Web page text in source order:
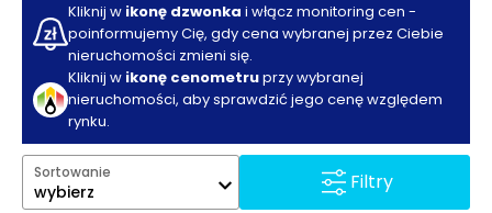
Kliknij w ikonę dzwonka i włącz monitoring cen -
poinformujemy Cię, gdy cena wybranej przez Ciebie
nieruchomości zmieni się.
Kliknij w ikonę cenometruprzy wybranej
nieruchomości, aby sprawdzić jego cenę względem
rynku.
Filtry
Sortowanie
wybierz